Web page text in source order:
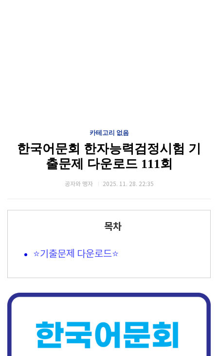
카테고리 없음
한국어문회 한자능력검정시험 기
출문제 다운로드 111회
공자와 맹자 2025. 11. 28. 22:35
목차
⭐기출문제 다운로드⭐